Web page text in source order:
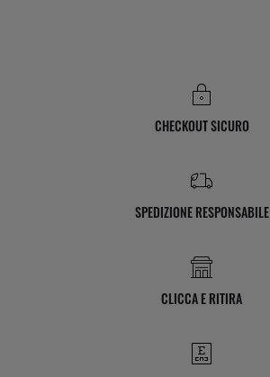
CHECKOUT SICURO
SPEDIZIONE RESPONSABILE
CLICCA E RITIRA